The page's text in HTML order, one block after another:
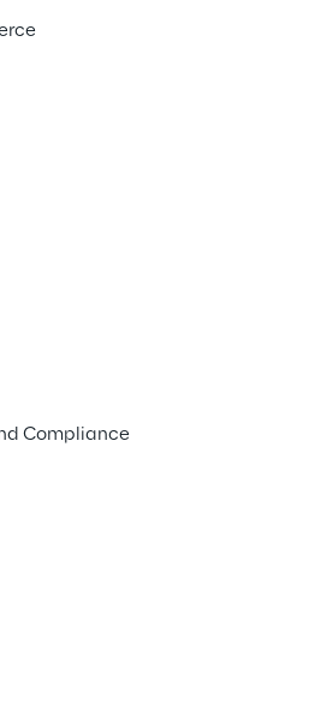
Compliance
risultati
fin dal primo